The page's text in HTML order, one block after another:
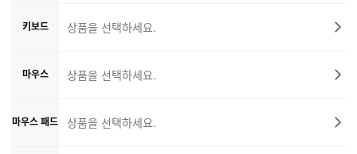
키보드 상품을 선택하세요.
마우스 상품을 선택하세요.
마우스 패드 상품을 선택하세요.